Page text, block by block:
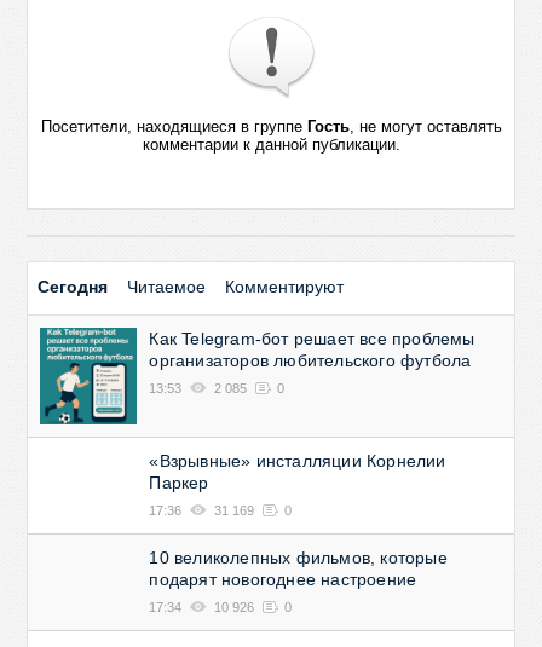
Посетители, находящиеся в группе Гость, не могут оставлять
комментарии к данной публикации.
Сегодня Читаемое Комментируют
Как Telegram-бот решает все проблемы
организаторов любительского футбола
13:53 2 085 0
«Взрывные» инсталляции Корнелии
Паркер
17:36 31 169 0
10 великолепных фильмов, которые
подарят новогоднее настроение
17:34 10 926 0